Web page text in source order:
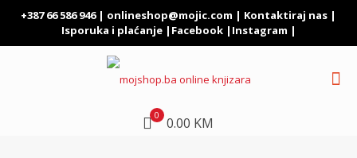
+387 66 586 946 | onlineshop@mojic.com | Kontaktiraj nas |
Isporuka i plaćanje| Facebook| Instagram |
0 0.00 KM